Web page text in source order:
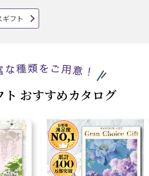
フト
ト おすすめカタログ